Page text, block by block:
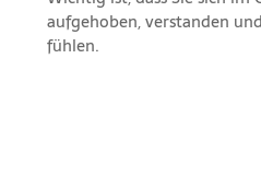
aufgehoben, verstanden
fühlen.